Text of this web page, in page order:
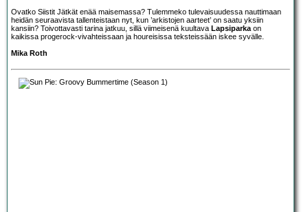
Ovatko Siistit Jätkät enää maisemassa? Tulemmeko tulevaisuudessa nauttimaan
heidän seuraavista tallenteistaan nyt, kun ’arkistojen aarteet’ on saatu yksiin
kansiin? Toivottavasti tarina jatkuu, sillä viimeisenä kuultava Lapsiparka on
kaikissa progerock-vivahteissaan ja houreisissa teksteissään iskee syvälle.
Mika Roth